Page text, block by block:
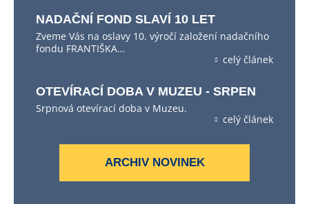
NADAČNÍ FOND SLAVÍ 10 LET
Zveme Vás na oslavy 10. výročí založení nadačního
fondu FRANTIŠKA…
celý článek
OTEVÍRACÍ DOBA V MUZEU - SRPEN
Srpnová otevírací doba v Muzeu.
celý článek
ARCHIV NOVINEK